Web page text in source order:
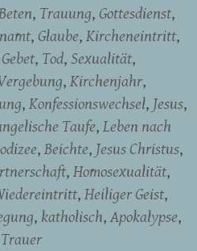
Trauung Gottesdienst
Glaube Kircheneintritt
Gebet Tod Sexualität
Kirchenjahr
Konfessionswechsel Jesus
Taufe Leben nach
Beichte Jesus Christus
Homosexualität
Heiliger Geist
katholisch Apokalypse
Trauer